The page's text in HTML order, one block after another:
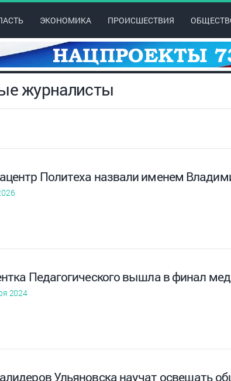
ЭКОНОМИКА ПРОИСШЕСТВИЯ
журналисты
Политеха назвали именем
Педагогического вышла в финал
2024
Ульяновска научат освещать